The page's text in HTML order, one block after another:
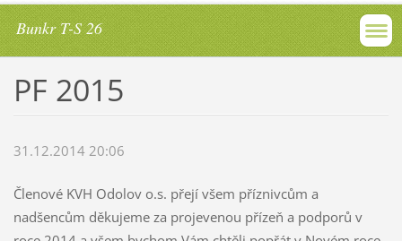
Bunkr T-S 26
PF 2015
31.12.2014 20:06
Členové KVH Odolov o.s. přejí všem příznivcům a
nadšencům děkujeme za projevenou přízeň a podporů v